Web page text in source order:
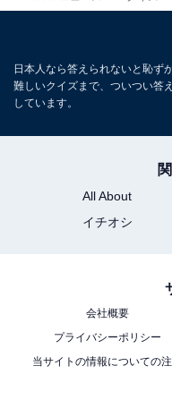
日本人なら答えられないと恥ず
難しいクイズまで、ついつい答
しています。
All About
イチオシ
会社概要
プライバシーポリシー
当サイトの情報についての